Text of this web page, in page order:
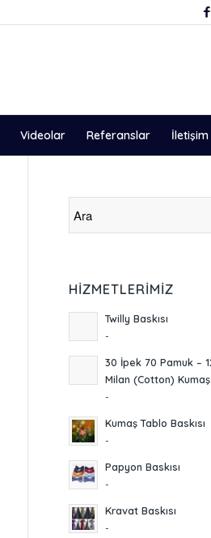
Videolar Referanslar İletişim
HIZMETLERIMIZ
Twilly Baskısı
-
30 İpek 70 Pamuk –
Milan (Cotton) Kumaş
-
Kumaş Tablo Baskısı
-
Papyon Baskısı
-
Kravat Baskısı
-